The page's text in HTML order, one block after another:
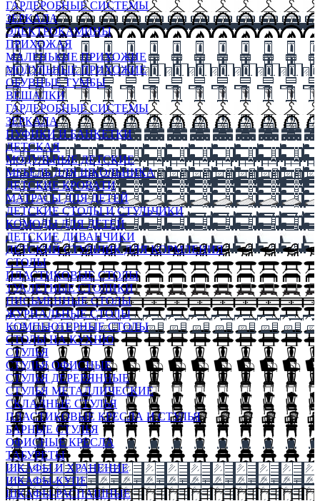
ГАРДЕРОБНЫЕ СИСТЕМЫ
ЗЕРКАЛА
ЭЛЕКТРОКАМИНЫ
ПРИХОЖАЯ
МАЛЕНЬКИЕ ПРИХОЖИЕ
МОДУЛЬНЫЕ ПРИХОЖИЕ
ОБУВНЫЕ ТУМБЫ
ВЕШАЛКИ
ГАРДЕРОБНЫЕ СИСТЕМЫ
ЗЕРКАЛА
ПУФИКИ И БАНКЕТКИ
ДЕТСКАЯ
МОДУЛЬНЫЕ ДЕТСКИЕ
МЕБЕЛЬ ДЛЯ ШКОЛЬНИКА
ДЕТСКИЕ КРОВАТИ
МАТРАСЫ ДЛЯ ДЕТЕЙ
ДЕТСКИЕ СТОЛЫ И СТУЛЬЧИКИ
КОМОДЫ ДЛЯ ДЕТЕЙ
ДЕТСКИЕ ДИВАНЧИКИ
ДЕТСКИЙ СТУЛЬЧИК ДЛЯ КОРМЛЕНИЯ
СТОЛЫ
ПЛАСТИКОВЫЕ СТОЛЫ
ТУАЛЕТНЫЕ СТОЛИКИ
ПИСЬМЕННЫЕ СТОЛЫ
ЖУРНАЛЬНЫЕ СТОЛЫ
КОМПЬЮТЕРНЫЕ СТОЛЫ
СТОЛЫ НА КУХНЮ
СТУЛЬЯ
СТУЛЬЯ ОФИСНЫЕ
СТУЛЬЯ ДЕРЕВЯННЫЕ
СТУЛЬЯ МЕТАЛЛИЧЕСКИЕ
СКЛАДНЫЕ СТУЛЬЯ
ПЛАСТИКОВЫЕ КРЕСЛА И СТУЛЬЯ
БАРНЫЕ СТУЛЬЯ
ОФИСНЫЕ КРЕСЛА
ТАБУРЕТЫ
ШКАФЫ И ХРАНЕНИЕ
ШКАФЫ-КУПЕ
ШКАФЫ-РАСПАШНЫЕ